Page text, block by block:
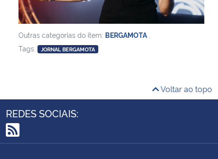
Outras categorias do item: BERGAMOTA
Tags:
JORNAL BERGAMOTA
Voltar ao topo
REDES SOCIAIS:
RSS